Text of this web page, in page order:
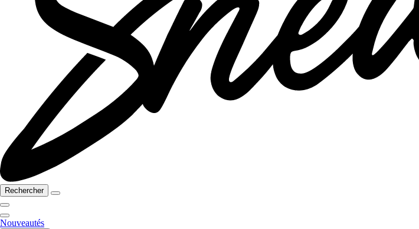
Rechercher
Nouveautés